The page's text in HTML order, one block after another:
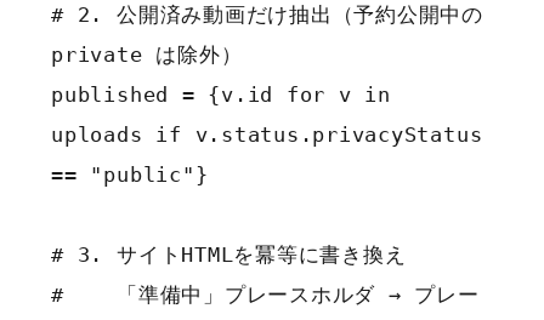
# 2. 公開済み動画だけ抽出（予約公開中の
private は除外）
published = {v.id for v in
uploads if v.status.privacyStatus
== "public"}
# 3. サイトHTMLを冪等に書き換え
#    「準備中」プレースホルダ → プレー